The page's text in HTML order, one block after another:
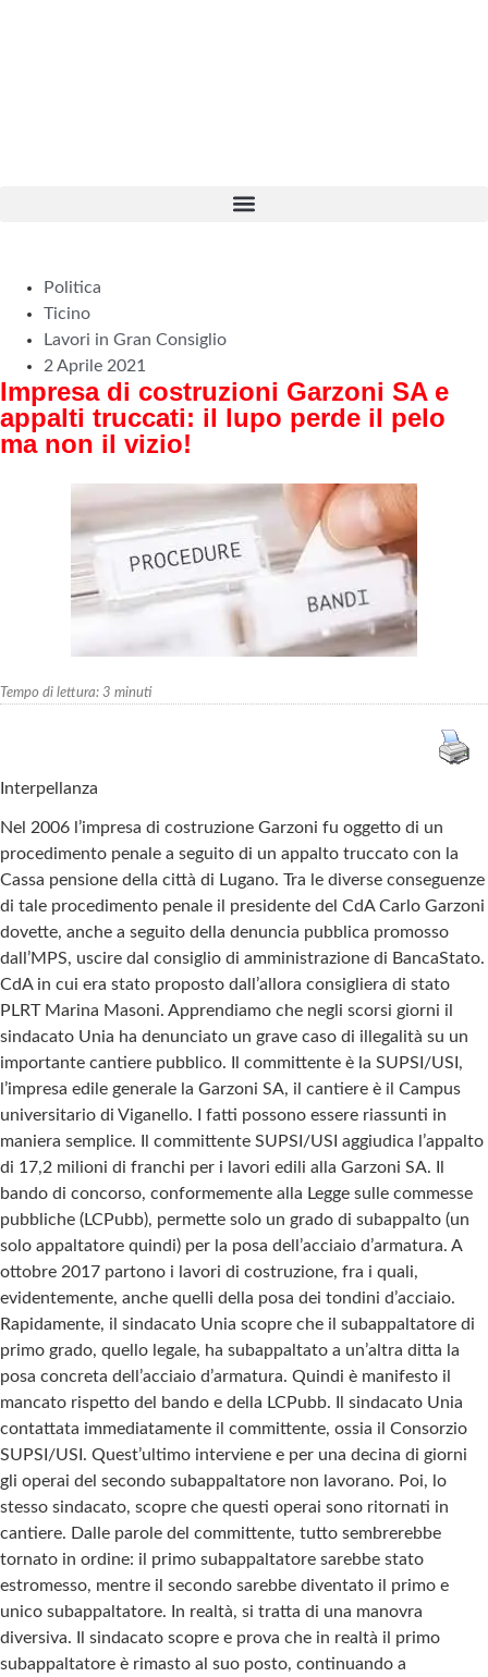
Politica
Ticino
Lavori in Gran Consiglio
2 Aprile 2021
Impresa di costruzioni Garzoni SA e
appalti truccati: il lupo perde il pelo
ma non il vizio!
Tempo di lettura: 3 minuti
Interpellanza
Nel 2006 l’impresa di costruzione Garzoni fu oggetto di un
procedimento penale a seguito di un appalto truccato con la
Cassa pensione della città di Lugano. Tra le diverse conseguenze
di tale procedimento penale il presidente del CdA Carlo Garzoni
dovette, anche a seguito della denuncia pubblica promosso
dall’MPS, uscire dal consiglio di amministrazione di BancaStato.
CdA in cui era stato proposto dall’allora consigliera di stato
PLRT Marina Masoni. Apprendiamo che negli scorsi giorni il
sindacato Unia ha denunciato un grave caso di illegalità su un
importante cantiere pubblico. Il committente è la SUPSI/USI,
l’impresa edile generale la Garzoni SA, il cantiere è il Campus
universitario di Viganello. I fatti possono essere riassunti in
maniera semplice. Il committente SUPSI/USI aggiudica l’appalto
di 17,2 milioni di franchi per i lavori edili alla Garzoni SA. Il
bando di concorso, conformemente alla Legge sulle commesse
pubbliche (LCPubb), permette solo un grado di subappalto (un
solo appaltatore quindi) per la posa dell’acciaio d’armatura. A
ottobre 2017 partono i lavori di costruzione, fra i quali,
evidentemente, anche quelli della posa dei tondini d’acciaio.
Rapidamente, il sindacato Unia scopre che il subappaltatore di
primo grado, quello legale, ha subappaltato a un’altra ditta la
posa concreta dell’acciaio d’armatura. Quindi è manifesto il
mancato rispetto del bando e della LCPubb. Il sindacato Unia
contattata immediatamente il committente, ossia il Consorzio
SUPSI/USI. Quest’ultimo interviene e per una decina di giorni
gli operai del secondo subappaltatore non lavorano. Poi, lo
stesso sindacato, scopre che questi operai sono ritornati in
cantiere. Dalle parole del committente, tutto sembrerebbe
tornato in ordine: il primo subappaltatore sarebbe stato
estromesso, mentre il secondo sarebbe diventato il primo e
unico subappaltatore. In realtà, si tratta di una manovra
diversiva. Il sindacato scopre e prova che in realtà il primo
subappaltatore è rimasto al suo posto, continuando a